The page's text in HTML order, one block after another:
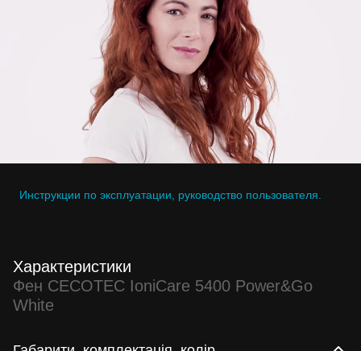
Инструкции по эксплуатации, руководство пользователя.
Характеристики
Фен CECOTEC IoniCare 5400 Power&Go
White